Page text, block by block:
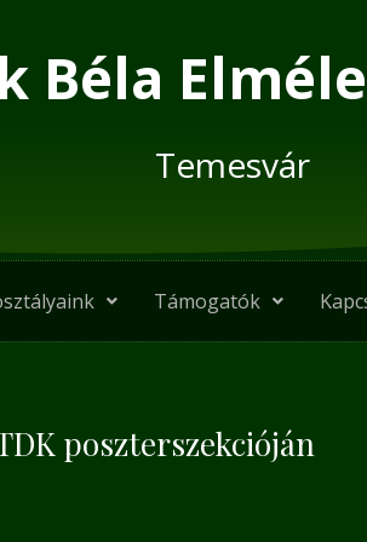
Béla
Temesvár
Támogatók
poszterszekcióján